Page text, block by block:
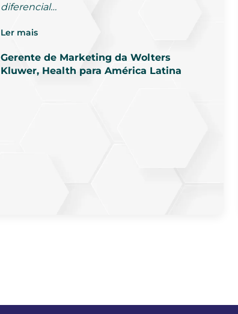
diferencial…
Ler mais
Gerente de Marketing da Wolters
Kluwer, Health para América Latina